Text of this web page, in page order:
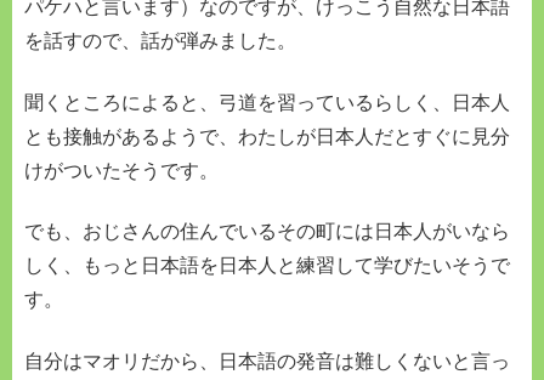
パケハと言います）なのですが、けっこう自然な日本語
を話すので、話が弾みました。
聞くところによると、弓道を習っているらしく、日本人
とも接触があるようで、わたしが日本人だとすぐに見分
けがついたそうです。
でも、おじさんの住んでいるその町には日本人がいなら
しく、もっと日本語を日本人と練習して学びたいそうで
す。
自分はマオリだから、日本語の発音は難しくないと言っ